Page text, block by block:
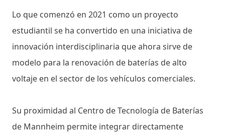
Lo que comenzó en 2021 como un proyecto
estudiantil se ha convertido en una iniciativa de
innovación interdisciplinaria que ahora sirve de
modelo para la renovación de baterías de alto
voltaje en el sector de los vehículos comerciales.
Su proximidad al Centro de Tecnología de Baterías
de Mannheim permite integrar directamente